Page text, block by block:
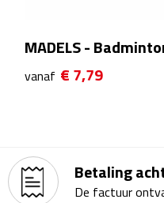
Bagageweegschalen
Reiskussens
MADELS -
vanaf € 7,79
Betaling
De factuur